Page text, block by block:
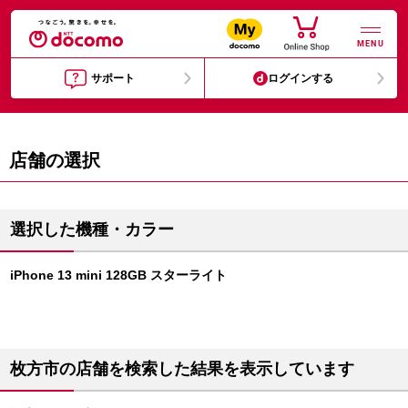
MENU
サポート ログインする
店舗の選択
選択した機種・カラー
iPhone 13 mini 128GB スターライト
枚方市の店舗を検索した結果を表示しています